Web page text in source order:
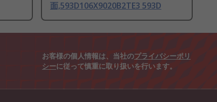
面,593D106X9020B2TE3 593D
お客様の個人情報は、当社のプライバシーポリ
シーに従って慎重に取り扱いを行います。